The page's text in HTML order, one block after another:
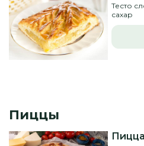
Тесто
сахар
Пиццы